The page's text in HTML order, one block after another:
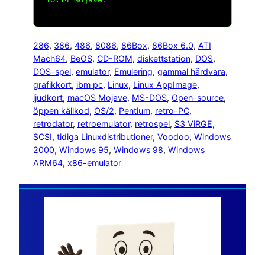
286, 386, 486, 8086, 86Box, 86Box 6.0, ATI
Mach64, BeOS, CD-ROM, diskettstation, DOS
DOS-spel, emulator, Emulering, gammal hårdvara
grafikkort, ibm pc, Linux, Linux AppImage
ljudkort, macOS Mojave, MS-DOS, Open-source
öppen källkod, OS/2, Pentium, retro-PC
retrodator, retroemulator, retrospel, S3 ViRGE
SCSI, tidiga Linuxdistributioner, Voodoo, Windows
2000, Windows 95, Windows 98, Windows
ARM64, x86-emulator